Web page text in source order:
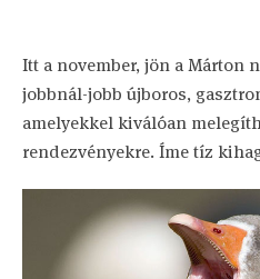
Itt a november, jön a Márton
jobbnál-jobb újboros,
amelyekkel kiválóan
rendezvényekre. Íme tíz